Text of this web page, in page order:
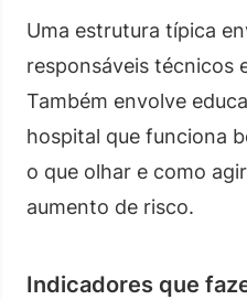
Uma estrutura típica
responsáveis técnicos
Também envolve
hospital que funciona
o que olhar e como
aumento de risco.
Indicadores que